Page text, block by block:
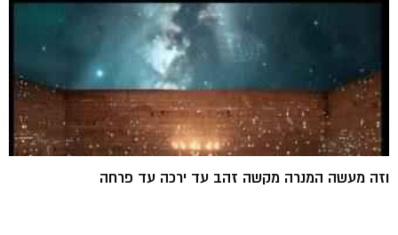
וזה מעשה המנרה מקשה זהב עד ירכה עד פרחה